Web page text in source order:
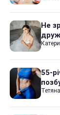
Не
55-